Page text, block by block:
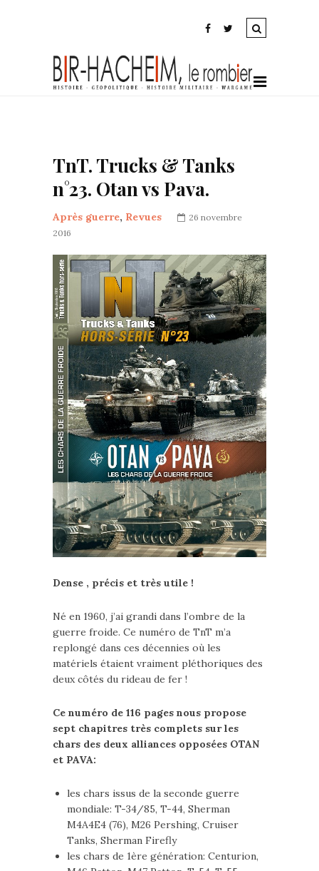
TnT. Trucks & Tanks
n°23. Otan vs Pava.
Après guerre, Revues
26 novembre
2016
Dense , précis et très utile !
Né en 1960, j’ai grandi dans l’ombre de la
guerre froide. Ce numéro de TnT m’a
replongé dans ces décennies où les
matériels étaient vraiment pléthoriques des
deux côtés du rideau de fer !
Ce numéro de 116 pages nous propose
sept chapitres très complets sur les
chars des deux alliances opposées OTAN
et PAVA:
les chars issus de la seconde guerre
mondiale: T-34/85, T-44, Sherman
M4A4E4 (76), M26 Pershing, Cruiser
Tanks, Sherman Firefly
les chars de 1ère génération: Centurion,